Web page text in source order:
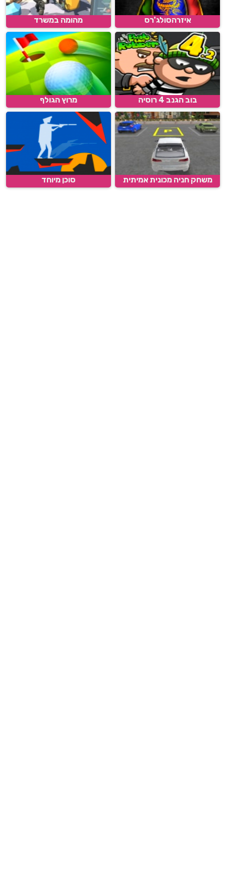
איזרהסולג'רס מהומה במשרד
בוב הגנב 4 רוסיה מרוץ הגולף
משחק חניה מכונית אמיתית סוכן מיוחד